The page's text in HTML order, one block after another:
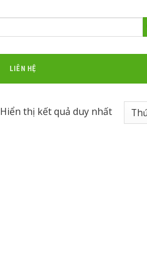
LIÊN HỆ
Hiển thị kết quả duy nhất